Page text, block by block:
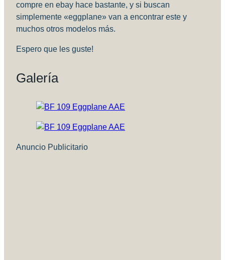
compre en ebay hace bastante, y si buscan
simplemente «eggplane» van a encontrar este y
muchos otros modelos más.
Espero que les guste!
Galería
Anuncio Publicitario